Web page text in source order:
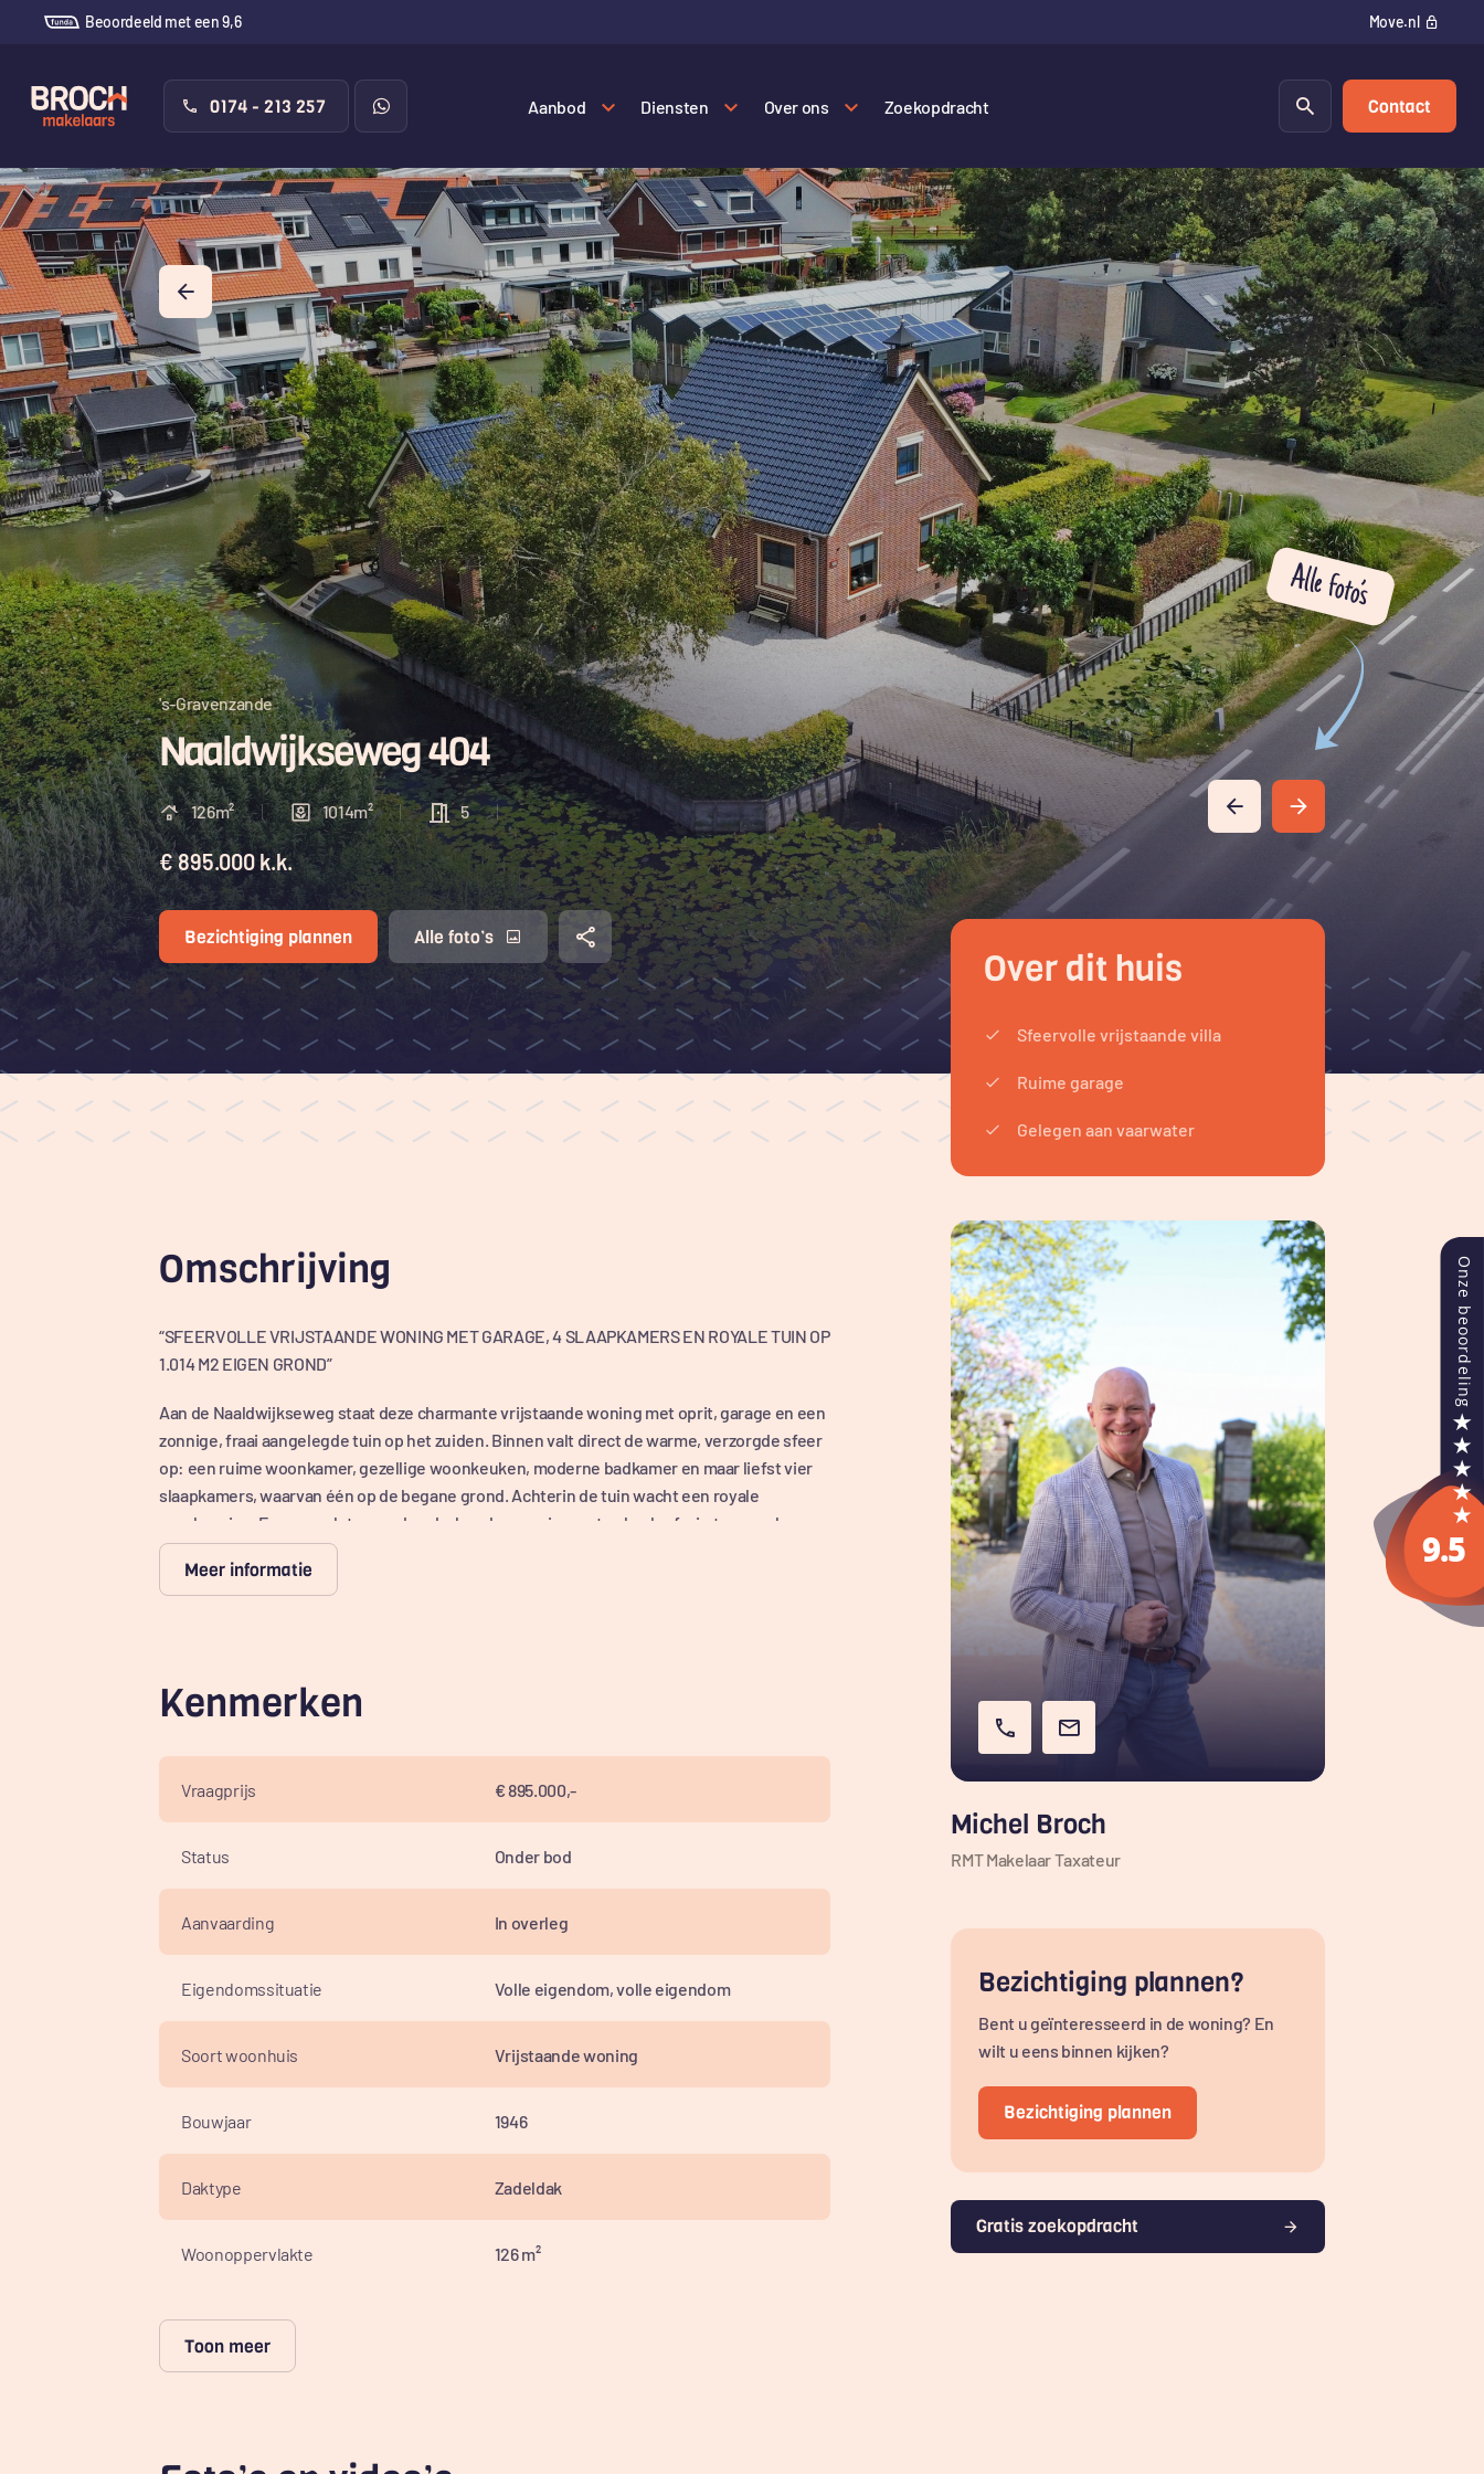
Beoordeeld met een 9,6 Move.nl
0174 - 213 257 Aanbod Diensten Over ons Zoekopdracht Contact
Alle foto’s
's-Gravenzande
Naaldwijkseweg 404
126m² 1014m² 5
€ 895.000 k.k.
Bezichtiging plannen Alle foto’s
Omschrijving
“SFEERVOLLE VRIJSTAANDE WONING MET GARAGE, 4 SLAAPKAMERS EN ROYALE TUIN OP
1.014 M2 EIGEN GROND”
Aan de Naaldwijkseweg staat deze charmante vrijstaande woning met oprit, garage en een
zonnige, fraai aangelegde tuin op het zuiden. Binnen valt direct de warme, verzorgde sfeer
op: een ruime woonkamer, gezellige woonkeuken, moderne badkamer en maar liefst vier
slaapkamers, waarvan één op de begane grond. Achterin de tuin wacht een royale
overkapping. Een complete, goed onderhouden woning met volop leefruimte, zowel
binnen als buiten.
Locatie
supermarkten, scholen en sportverenigingen bereik je binnen enkele minuten met de
fiets. Ook het strand en de duinen liggen op korte afstand, ideaal voor wie graag buiten is.
De ligging aan het water en de royale kavel zorgen voor een gevoel van ruimte en privacy.
Tegelijkertijd ben je dankzij de gunstige ligging snel in omliggende plaatsen zoals
Naaldwijk, Monster en Hoek van Holland, met de auto, fiets of het openbaar vervoer. Een
Indeling
Begane grond
toegang tot de trapopgang, een modern betegeld toilet met fonteintje, en de kelder. De
kelder is verrassend ruim, ideaal als voorraadruimte.
haard en de openslaande deuren naar het terras creëren een warme en uitnodigende
sfeer. Aansluitend bevindt zich de eetkamer, met ruimte voor een royale eettafel. Deze
ruimte staat in directe verbinding met de keuken en maakt het geheel tot een ideale
leefruimte.
De keuken is praktisch ingericht in landelijke stijl, voorzien van een natuurstenen
magnetron, koelkast en vaatwasser. Vanuit de keuken loop je door naar de bijkeuken met
aansluitingen voor wasmachine en droger, extra bergruimte én toegang tot de achtertuin.
Meer informatie
Kenmerken
Vraagprijs € 895.000,-
Status Onder bod
Aanvaarding In overleg
Eigendomssituatie Volle eigendom, volle eigendom
Soort woonhuis Vrijstaande woning
Bouwjaar 1946
Daktype Zadeldak
Woonoppervlakte 126 m²
Perceeloppervlakte
Toon meer
Over dit huis
Sfeervolle vrijstaande villa
Ruime garage
Gelegen aan vaarwater
Michel Broch
RMT Makelaar Taxateur
Bezichtiging plannen?
Bent u geïnteresseerd in de woning? En
wilt u eens binnen kijken?
Bezichtiging plannen
Gratis zoekopdracht